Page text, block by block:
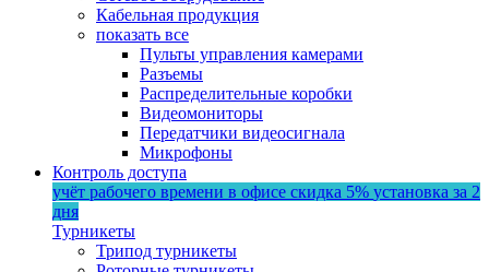
Кабельная продукция
показать все
Пульты управления камерами
Разъемы
Распределительные коробки
Видеомониторы
Передатчики видеосигнала
Микрофоны
Контроль доступа
учёт рабочего времени в офисе скидка 5% установка за 2
дня
Турникеты
Трипод турникеты